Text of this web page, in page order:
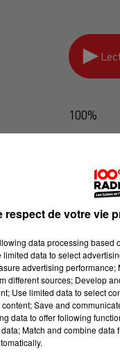
100%
respect de votre vie
data processing based
data to select
advertising
different sources; Develop
Use limited data to select
Save and
data to offer following
Match and combine